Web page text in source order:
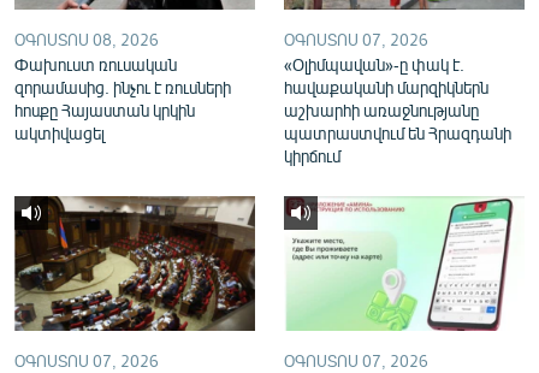
ՀԵՏԵՎԵՔ ՄԵԶ
«Ազատության» բոլոր կայքերը
ՕԳՈՍՏՈՍ 08, 2026
Փախուստ ռուսական
զորամասից. ինչու է ռուսների
հոսքը Հայաստան կրկին
ակտիվացել
ՕԳՈՍՏՈՍ 07, 2026
«Օլիմպավան»-ը փակ է.
հավաքականի մարզիկներն
աշխարհի առաջնությանը
պատրաստվում են Հրազդանի
կիրճում
ՕԳՈՍՏՈՍ 07, 2026 ՕԳՈՍՏՈՍ 07, 2026